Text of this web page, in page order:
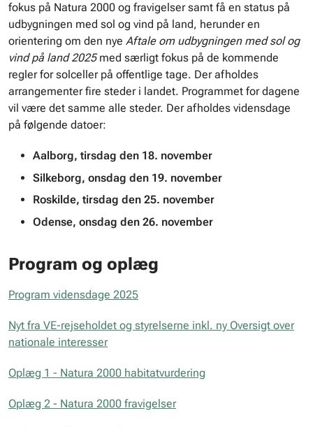
fokus på Natura 2000 og fravigelser samt få en status på
udbygningen med sol og vind på land, herunder en
orientering om den nye Aftale om udbygningen med sol og
vind på land 2025med særligt fokus på de kommende
regler for solceller på offentlige tage. Der afholdes
arrangementer fire steder i landet. Programmet for dagene
vil være det samme alle steder. Der afholdes vidensdage
på følgende datoer:
Aalborg, tirsdag den 18. november
Silkeborg, onsdag den 19. november
Roskilde, tirsdag den 25. november
Odense, onsdag den 26. november
Program og oplæg
Program vidensdage 2025
Nyt fra VE-rejseholdet og styrelserne inkl. ny Oversigt over
nationale interesser
Oplæg 1 - Natura 2000 habitatvurdering
Oplæg 2 - Natura 2000 fravigelser